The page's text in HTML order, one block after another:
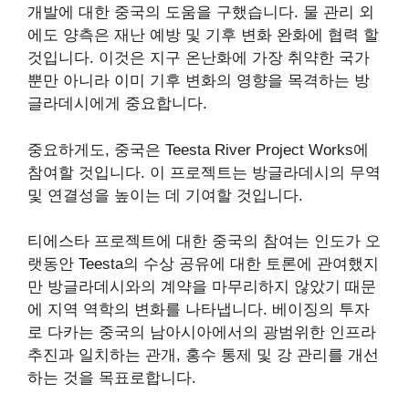
개발에 대한 중국의 도움을 구했습니다. 물 관리 외
에도 양측은 재난 예방 및 기후 변화 완화에 협력 할
것입니다. 이것은 지구 온난화에 가장 취약한 국가
뿐만 아니라 이미 기후 변화의 영향을 목격하는 방
글라데시에게 중요합니다.
중요하게도, 중국은 Teesta River Project Works에
참여할 것입니다. 이 프로젝트는 방글라데시의 무역
및 연결성을 높이는 데 기여할 것입니다.
티에스타 프로젝트에 대한 중국의 참여는 인도가 오
랫동안 Teesta의 수상 공유에 대한 토론에 관여했지
만 방글라데시와의 계약을 마무리하지 않았기 때문
에 지역 역학의 변화를 나타냅니다. 베이징의 투자
로 다카는 중국의 남아시아에서의 광범위한 인프라
추진과 일치하는 관개, 홍수 통제 및 강 관리를 개선
하는 것을 목표로합니다.